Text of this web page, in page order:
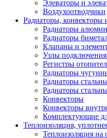
Элеваторы и
Воздухоотводчики
Радиаторы,
Радиаторы
Радиаторы
Клапаны и
Узлы подключения
Регистры
Радиаторы
Радиаторы
Радиаторы
Конвекторы
Конвекторы
Комплектующие
Теплоизоляция,
Теплоизоляция на